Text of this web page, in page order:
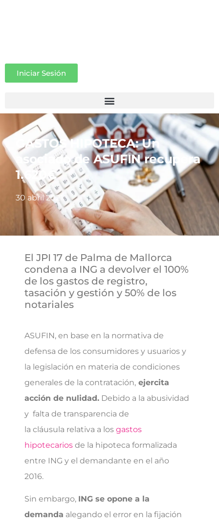
Iniciar Sesión
GASTOS HIPOTECA: Un
asociado de ASUFIN recupera
1.620€
30 abril 2021
El JPI 17 de Palma de Mallorca
condena a ING a devolver el 100%
de los gastos de registro,
tasación y gestión y 50% de los
notariales
ASUFIN, en base en la normativa de
defensa de los consumidores y usuarios y
la legislación en materia de condiciones
generales de la contratación, ejercita
acción de nulidad. Debido a la abusividad
y falta de transparencia de
la cláusula relativa a los gastos
hipotecarios de la hipoteca formalizada
entre ING y el demandante en el año
2016.
Sin embargo, ING se opone a la
demanda alegando el error en la fijación